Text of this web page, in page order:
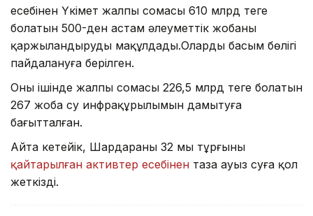
есебінен Үкімет жалпы сомасы 610 млрд теңге
болатын 500-ден астам әлеуметтік жобаны
қаржыландыруды мақұлдады.Олардың басым бөлігі
пайдалануға берілген.
Оның ішінде жалпы сомасы 226,5 млрд теңге болатын
267 жоба су инфрақұрылымын дамытуға
бағытталған.
Айта кетейік, Шардараның 32 мың тұрғыны
қайтарылған активтер есебінен таза ауыз суға қол
жеткізді.